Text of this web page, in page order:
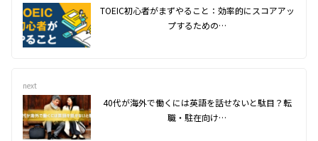
TOEIC初心者がまずやること：効率的にスコアアッ
プするための…
next
40代が海外で働くには英語を話せないと駄目？転
職・駐在向け…